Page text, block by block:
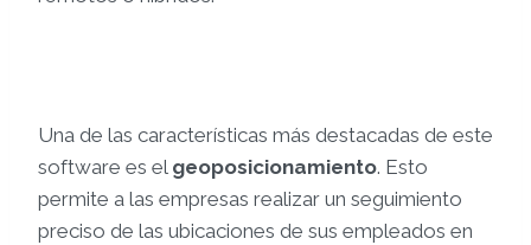
Una de las características más destacadas de este
software es el geoposicionamiento. Esto
permite a las empresas realizar un seguimiento
preciso de las ubicaciones de sus empleados en